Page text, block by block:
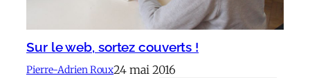
Sur le web, sortez couverts !
Pierre-Adrien Roux24 mai 2016